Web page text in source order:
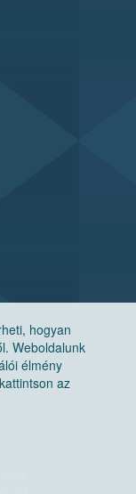
hogyan
Weboldalunk
élmény
az